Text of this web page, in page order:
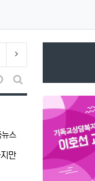
전 분류다음 분류
날짜순 정렬
게시판 검색
뉴스
만